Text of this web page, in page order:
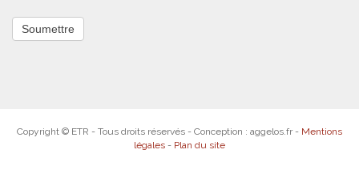
Copyright © ETR - Tous droits réservés - Conception : aggelos.fr - Mentions
légales - Plan du site